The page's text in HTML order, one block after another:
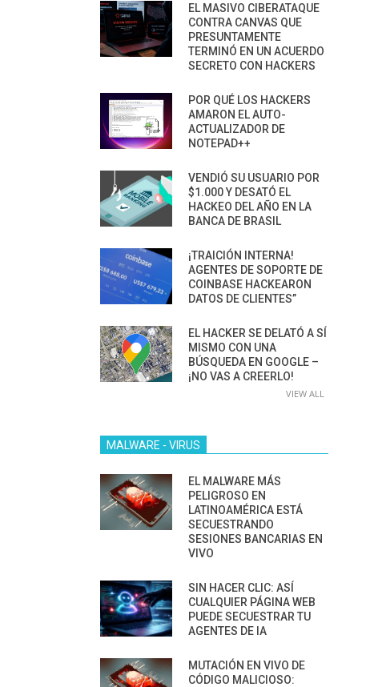
EL MASIVO CIBERATAQUE
CONTRA CANVAS QUE
PRESUNTAMENTE
TERMINÓ EN UN ACUERDO
SECRETO CON HACKERS
POR QUÉ LOS HACKERS
AMARON EL AUTO-
ACTUALIZADOR DE
NOTEPAD++
VENDIÓ SU USUARIO POR
$1.000 Y DESATÓ EL
HACKEO DEL AÑO EN LA
BANCA DE BRASIL
¡TRAICIÓN INTERNA!
AGENTES DE SOPORTE DE
COINBASE HACKEARON
DATOS DE CLIENTES”
EL HACKER SE DELATÓ A SÍ
MISMO CON UNA
BÚSQUEDA EN GOOGLE –
¡NO VAS A CREERLO!
VIEW ALL
MALWARE - VIRUS
EL MALWARE MÁS
PELIGROSO EN
LATINOAMÉRICA ESTÁ
SECUESTRANDO
SESIONES BANCARIAS EN
VIVO
SIN HACER CLIC: ASÍ
CUALQUIER PÁGINA WEB
PUEDE SECUESTRAR TU
AGENTES DE IA
MUTACIÓN EN VIVO DE
CÓDIGO MALICIOSO: